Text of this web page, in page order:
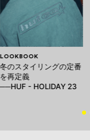
LOOKBOOK
冬のスタイリングの定番
を再定義
──HUF - HOLIDAY 23